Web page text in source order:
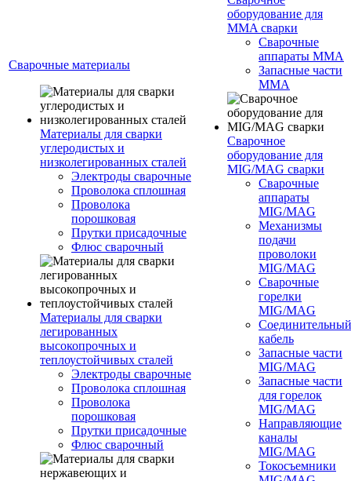
Сварочные материалы
Материалы для сварки
углеродистых и
низколегированных сталей
Электроды сварочные
Проволока сплошная
Проволока
порошковая
Прутки присадочные
Флюс сварочный
Материалы для сварки
легированных
высокопрочных и
теплоустойчивых сталей
Электроды сварочные
Проволока сплошная
Проволока
порошковая
Прутки присадочные
Флюс сварочный
оборудование для
MMA сварки
Сварочные
аппараты MMA
Запасные части
MMA
Сварочное
оборудование для
MIG/MAG сварки
Сварочные
аппараты
MIG/MAG
Механизмы
подачи
проволоки
MIG/MAG
Сварочные
горелки
MIG/MAG
Соединительный
кабель
Запасные части
MIG/MAG
Запасные части
для горелок
MIG/MAG
Направляющие
каналы
MIG/MAG
Токосъемники